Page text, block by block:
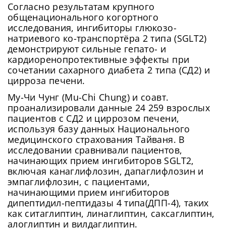
Согласно результатам крупного
общенационального когортного
исследования, ингибиторы глюкозо-
натриевого ко-транспортёра 2 типа (SGLT2)
демонстрируют сильные гепато- и
кардиоренопротективные эффекты при
сочетании сахарного диабета 2 типа (СД2) и
цирроза печени.
Му-Чи Чунг (Mu-Chi Chung) и соавт.
проанализировали данные 24 259 взрослых
пациентов с СД2 и циррозом печени,
используя базу данных Национального
медицинского страхования Тайваня. В
исследовании сравнивали пациентов,
начинающих прием ингибиторов SGLT2,
включая канаглифлозин, дапаглифлозин и
эмпаглифлозин, с пациентами,
начинающими прием ингибиторов
дипептидил-пептидазы 4 типа(ДПП-4), таких
как ситаглиптин, линаглиптин, саксаглиптин,
алоглиптин и вилдаглиптин.